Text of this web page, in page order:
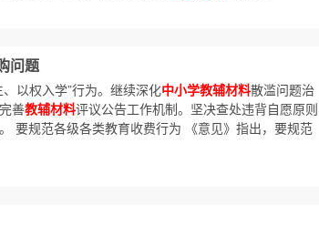
问题
以权入学”行为。继续深化中小学教辅材料散滥问题治
善教辅材料评议公告工作机制。坚决查处违背自愿原则
要规范各级各类教育收费行为 《意见》指出，要规范